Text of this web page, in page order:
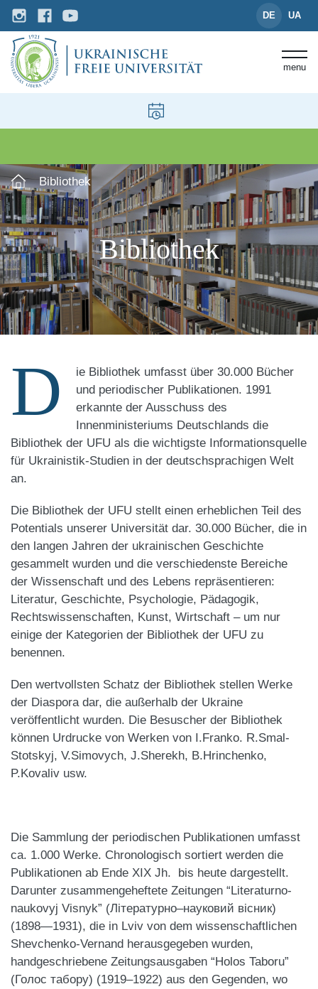
DE UA
menu
Bibliothek
Bibliothek
D
ie Bibliothek umfasst über 30.000 Bücher
und periodischer Publikationen. 1991
erkannte der Ausschuss des
Innenministeriums Deutschlands die
Bibliothek der UFU als die wichtigste Informationsquelle
für Ukrainistik-Studien in der deutschsprachigen Welt
an.
Die Bibliothek der UFU stellt einen erheblichen Teil des
Potentials unserer Universität dar. 30.000 Bücher, die in
den langen Jahren der ukrainischen Geschichte
gesammelt wurden und die verschiedenste Bereiche
der Wissenschaft und des Lebens repräsentieren:
Literatur, Geschichte, Psychologie, Pädagogik,
Rechtswissenschaften, Kunst, Wirtschaft – um nur
einige der Kategorien der Bibliothek der UFU zu
benennen.
Den wertvollsten Schatz der Bibliothek stellen Werke
der Diaspora dar, die außerhalb der Ukraine
veröffentlicht wurden. Die Besuscher der Bibliothek
können Urdrucke von Werken von I.Franko. R.Smal-
Stotskyj, V.Simovych, J.Sherekh, B.Hrinchenko,
P.Kovaliv usw.
Die Sammlung der periodischen Publikationen umfasst
ca. 1.000 Werke. Chronologisch sortiert werden die
Publikationen ab Ende XIX Jh. bis heute dargestellt.
Darunter zusammengeheftete Zeitungen “Literaturno-
naukovyj Visnyk” (Літературно–науковий вісник)
(1898—1931), die in Lviv von dem wissenschaftlichen
Shevchenko-Vernand herausgegeben wurden,
handgeschriebene Zeitungsausgaben “Holos Taboru”
(Голос табору) (1919–1922) aus den Gegenden, wo